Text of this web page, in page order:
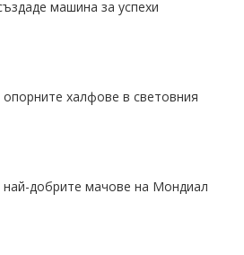
машина за успехи
халфове в световния
най-добрите мачове на Мондиал